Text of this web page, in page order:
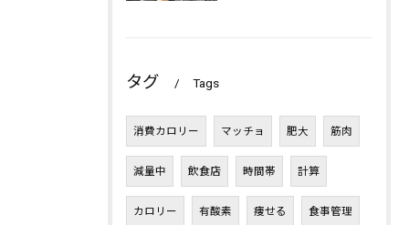
タグ Tags
消費カロリー マッチョ 肥大 筋肉
減量中 飲食店 時間帯 計算
カロリー 有酸素 痩せる 食事管理